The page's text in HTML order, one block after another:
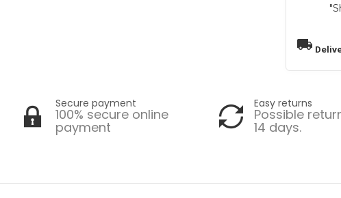
local_shipping
Secure payment
100% secure online
payment
Easy returns
Possible
14 days.